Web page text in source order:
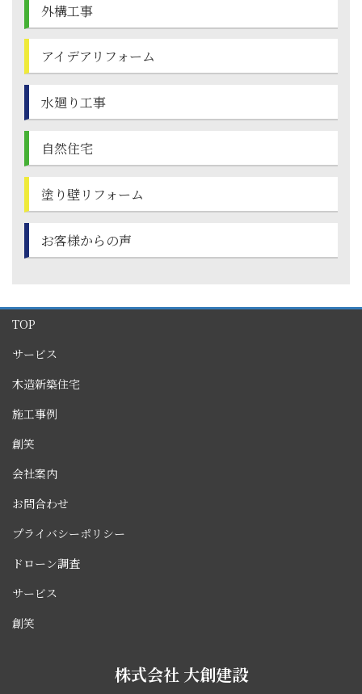
外構工事
アイデアリフォーム
水廻り工事
自然住宅
塗り壁リフォーム
お客様からの声
TOP
サービス
木造新築住宅
施工事例
創笑
会社案内
お問合わせ
プライバシーポリシー
ドローン調査
サービス
創笑
株式会社 大創建設